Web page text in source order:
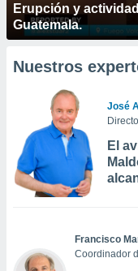
Erupción y
Guatemala.
Nuestros
José
El
Francisco
Coordinador